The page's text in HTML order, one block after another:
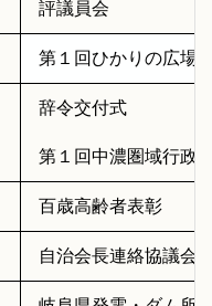
評議員会
第１回ひかりの広場
辞令交付式
第１回中濃圏域行政
百歳高齢者表彰
自治会長連絡協議会